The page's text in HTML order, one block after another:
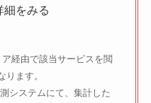
細をみる
経由で該当サービスを閲
ます。
システムにて、集計した